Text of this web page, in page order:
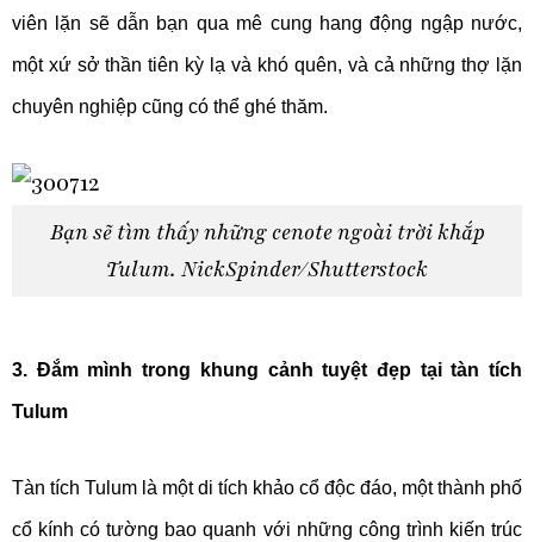
viên lặn sẽ dẫn bạn qua mê cung hang động ngập nước,
một xứ sở thần tiên kỳ lạ và khó quên, và cả những thợ lặn
chuyên nghiệp cũng có thể ghé thăm.
Bạn sẽ tìm thấy những cenote ngoài trời khắp
Tulum. NickSpinder/Shutterstock
3. Đắm mình trong khung cảnh tuyệt đẹp tại tàn tích
Tulum
Tàn tích Tulum là một di tích khảo cổ độc đáo, một thành phố
cổ kính có tường bao quanh với những công trình kiến trúc